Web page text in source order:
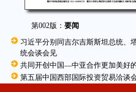
第002版：要闻
习近平分别同吉尔吉斯斯坦总统、
统会谈会见
共同开创中国—中亚合作更加美好
第五届中国西部国际投资贸易洽谈